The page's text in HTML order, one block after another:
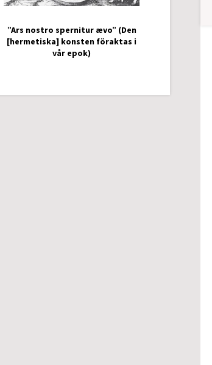
”Ars nostro spernitur ævo” (Den
[hermetiska] konsten föraktas i
vår epok)